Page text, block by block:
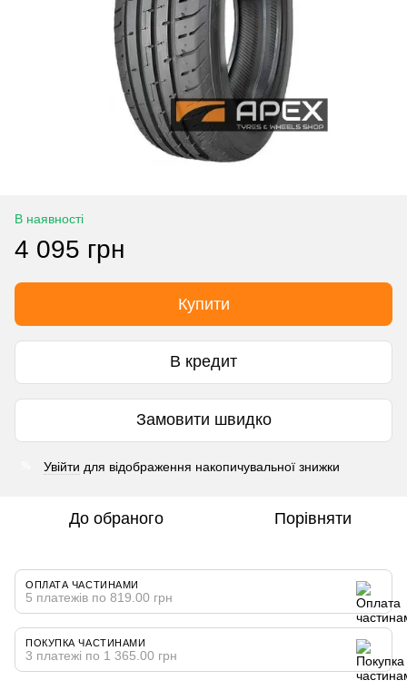
В наявності
4 095 грн
Купити
В кредит
Замовити швидко
Увійти для відображення накопичувальної знижки
До обраного Порівняти
ОПЛАТА ЧАСТИНАМИ
5 платежів по 819.00 грн
ПОКУПКА ЧАСТИНАМИ
3 платежі по 1 365.00 грн